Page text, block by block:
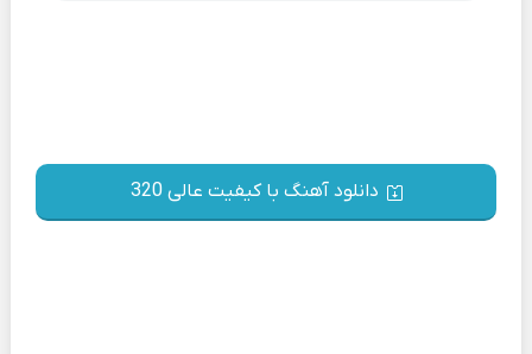
دانلود آهنگ با کیفیت عالی 320